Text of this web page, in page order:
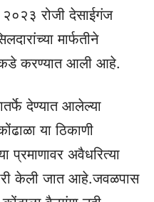
रोजी देसाईगंज
मार्फतीने
करण्यात आली आहे.
देण्यात आलेल्या
या ठिकाणी
प्रमाणावर अवैधरित्या
केली जात आहे.जवळपास